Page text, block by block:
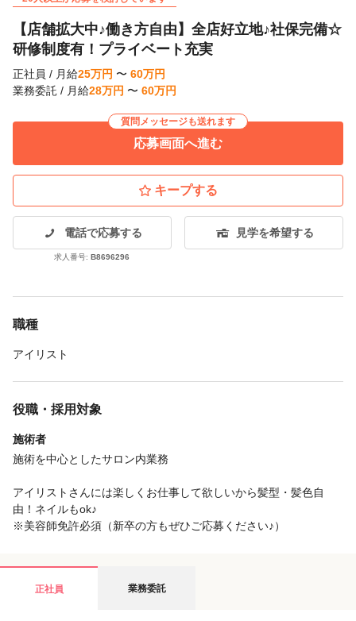
【店舗拡大中♪働き方自由】全店好立地♪社保完備☆
研修制度有！プライベート充実
正社員 / 月給25万円 〜 60万円
業務委託 / 月給28万円 〜 60万円
質問メッセージも送れます
応募画面へ進む
キープする
電話で応募する
求人番号:B8696296
見学を希望する
職種
アイリスト
役職・採用対象
施術者
施術を中心としたサロン内業務
アイリストさんには楽しくお仕事して欲しいから髪型・髪色自
由！ネイルもok♪
※美容師免許必須（新卒の方もぜひご応募ください♪）
正社員 業務委託